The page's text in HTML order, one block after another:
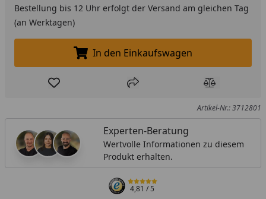
Bestellung bis 12 Uhr erfolgt der Versand am gleichen Tag
(an Werktagen)
In den Einkaufswagen legen
In den Einkaufswagen
Produkt zur Wunschliste hinzufügen
Teilen Produkt
Artikel-Nr.: 3712801
Experten-Beratung
Wertvolle Informationen zu diesem
Produkt erhalten.
4,81/ 5